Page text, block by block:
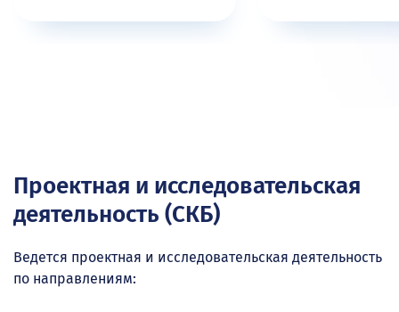
Проектная и исследовательская
деятельность (СКБ)
Ведется проектная и исследовательская деятельность
по направлениям: